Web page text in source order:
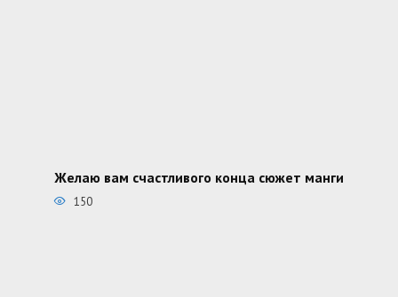
Желаю вам счастливого конца сюжет манги
150